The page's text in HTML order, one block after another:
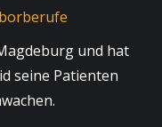
und hat
seine Patienten